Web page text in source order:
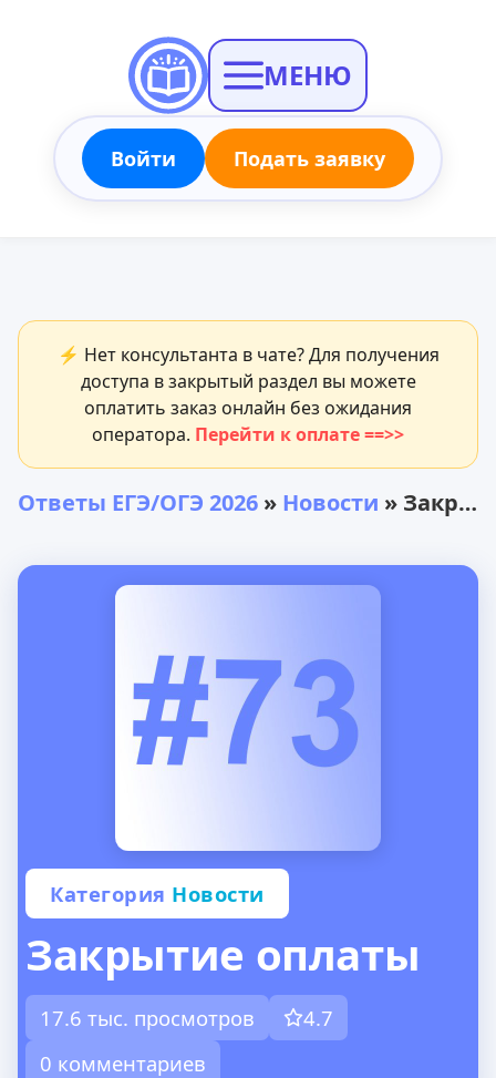
МЕНЮ
Войти Подать заявку
⚡ Нет консультанта в чате? Для получения
доступа в закрытый раздел вы можете
оплатить заказ онлайн без ожидания
оператора. Перейти к оплате ==>>
Ответы ЕГЭ/ОГЭ 2026 » Новости » Закрытие оплаты
Категория Новости
Закрытие оплаты
17.6 тыс. просмотров
4.7
0 комментариев